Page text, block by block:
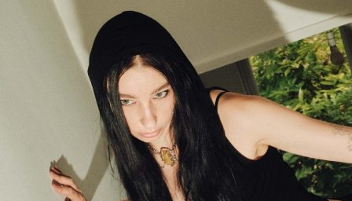
Kävijäinfo
Info / FAQ
Esteettömyys
Rannekkeenvaihto
Kartta & festivaalialue
Saapuminen
Helsinki-opas
Flow Festival App